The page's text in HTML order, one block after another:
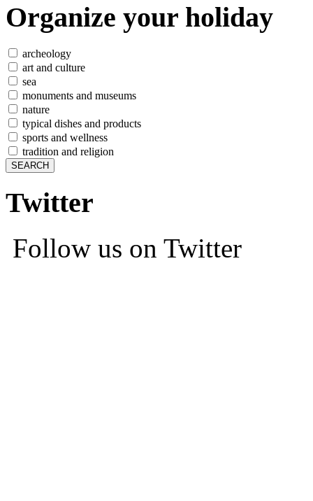
Organize your holiday
archeology
art and culture
sea
monuments and museums
nature
typical dishes and products
sports and wellness
tradition and religion
Twitter
Follow us on Twitter